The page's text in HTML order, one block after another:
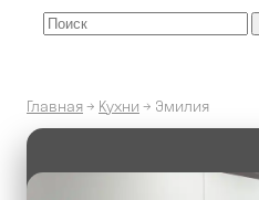
Главная→ Кухни → Эмилия